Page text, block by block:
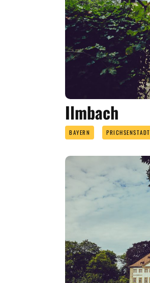
Ilmbach
BAYERN PRICHSENSTADT